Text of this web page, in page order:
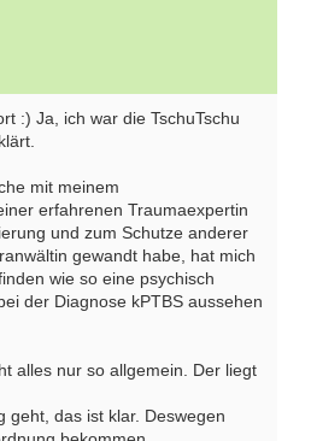
:) Ja, ich war die TschuTschu
mit meinem
erfahrenen Traumaexpertin
und zum Schutze anderer
gewandt habe, hat mich
wie so eine psychisch
der Diagnose kPTBS aussehen
alles nur so allgemein. Der liegt
geht, das ist klar. Deswegen